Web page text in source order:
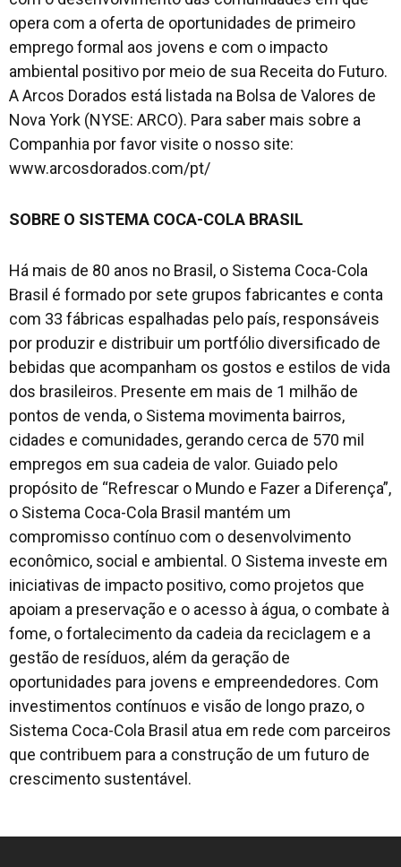
opera com a oferta de oportunidades de primeiro
emprego formal aos jovens e com o impacto
ambiental positivo por meio de sua Receita do Futuro.
A Arcos Dorados está listada na Bolsa de Valores de
Nova York (NYSE: ARCO). Para saber mais sobre a
Companhia por favor visite o nosso site:
www.arcosdorados.com/pt/
SOBRE O SISTEMA COCA-COLA BRASIL
Há mais de 80 anos no Brasil, o Sistema Coca-Cola
Brasil é formado por sete grupos fabricantes e conta
com 33 fábricas espalhadas pelo país, responsáveis
por produzir e distribuir um portfólio diversificado de
bebidas que acompanham os gostos e estilos de vida
dos brasileiros. Presente em mais de 1 milhão de
pontos de venda, o Sistema movimenta bairros,
cidades e comunidades, gerando cerca de 570 mil
empregos em sua cadeia de valor. Guiado pelo
propósito de “Refrescar o Mundo e Fazer a Diferença”,
o Sistema Coca-Cola Brasil mantém um
compromisso contínuo com o desenvolvimento
econômico, social e ambiental. O Sistema investe em
iniciativas de impacto positivo, como projetos que
apoiam a preservação e o acesso à água, o combate à
fome, o fortalecimento da cadeia da reciclagem e a
gestão de resíduos, além da geração de
oportunidades para jovens e empreendedores. Com
investimentos contínuos e visão de longo prazo, o
Sistema Coca-Cola Brasil atua em rede com parceiros
que contribuem para a construção de um futuro de
crescimento sustentável.